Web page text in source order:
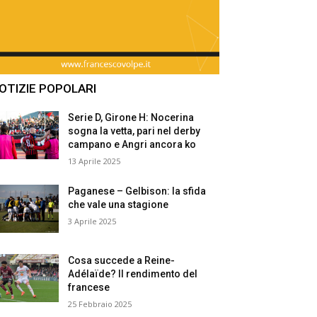
POPOLARI
Serie D, Girone H: Nocerina
sogna la vetta, pari nel derby
campano e Angri ancora ko
13 Aprile 2025
Paganese – Gelbison: la sfida
che vale una stagione
3 Aprile 2025
Cosa succede a Reine-
Adélaïde? Il rendimento del
francese
25 Febbraio 2025